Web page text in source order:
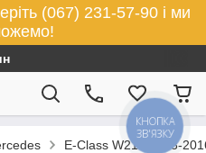
(067) 231-57-90 і ми
E-Class W212 2013-
КНОПКА
ЗВ'ЯЗКУ